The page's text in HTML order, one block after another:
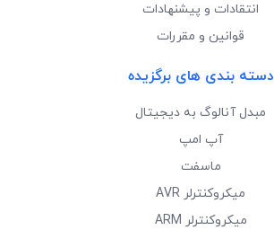
انتقادات و پیشنهادات
قوانین و مقررات
دسته بندی های برگزیده
مبدل آنالوگ به دیجیتال
آپ امپ
ماسفت
میکروکنترلر AVR
میکروکنترلر ARM